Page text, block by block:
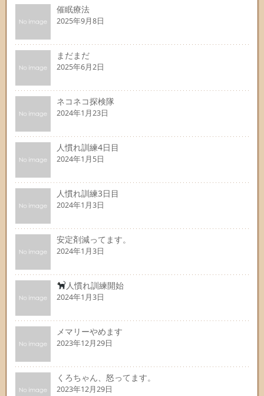
催眠療法
2025年9月8日
まだまだ
2025年6月2日
ネコネコ探検隊
2024年1月23日
人慣れ訓練4日目
2024年1月5日
人慣れ訓練3日目
2024年1月3日
安定剤減ってます。
2024年1月3日
人慣れ訓練開始
2024年1月3日
メマリーやめます
2023年12月29日
くろちゃん、怒ってます。
2023年12月29日